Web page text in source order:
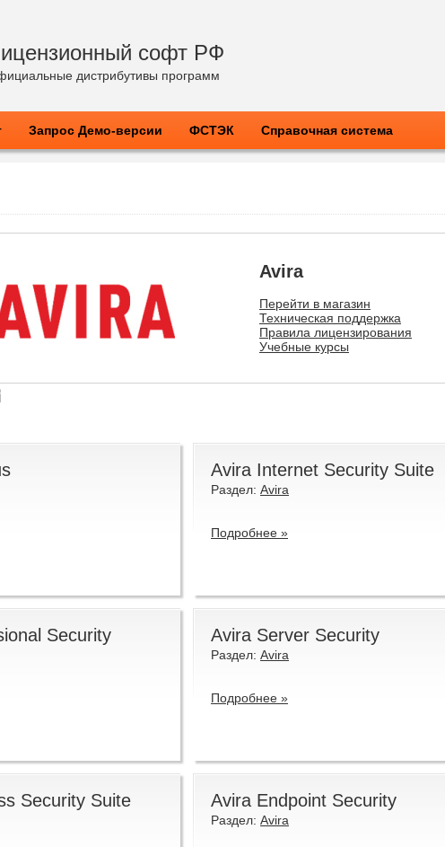
софт РФ
дистрибутивы программ
Запрос Демо-версии ФСТЭК Справочная система
Avira
Перейти в магазин
Техническая поддержка
Правила лицензирования
Учебные курсы
Avira Internet Security Suite
Раздел: Avira
Подробнее »
Security Avira Server Security
Раздел: Avira
Подробнее »
Security Suite Avira Endpoint Security
Раздел: Avira